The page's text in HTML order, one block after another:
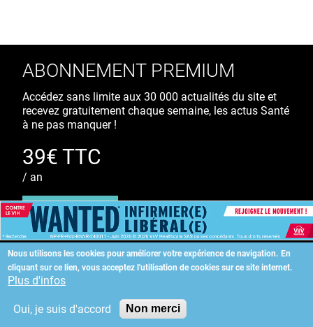
Nous utilisons les cookies pour améliorer votre expérience de navigation. En
cliquant sur ce lien, vous acceptez l'utilisation de cookies sur ce site internet.
Plus d'infos
Oui, je suis d'accord Non merci
ABONNEMENT PREMIUM
Accédez sans limite aux 30 000 actualités du site et
recevez gratuitement chaque semaine, les actus Santé
à ne pas manquer !
39€ TTC
/ an
S'ABONNER
Copyright©2026 ALLIEDHEALTH
KAURIWEB